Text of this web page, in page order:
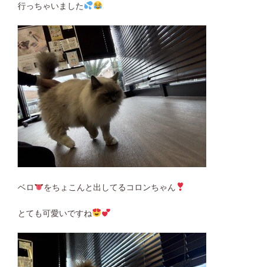
行っちゃいました
ベロ をちょこんと出してるコロンちゃん
とても可愛いですね